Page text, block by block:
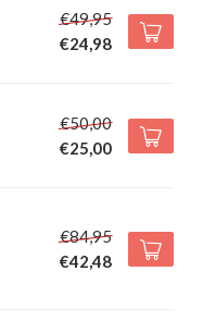
€49,95
€24,98
€50,00
€25,00
€84,95
€42,48